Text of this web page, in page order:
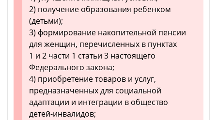
2) получение образования ребенком
(детьми);
3) формирование накопительной пенсии
для женщин, перечисленных в пунктах
1 и 2 части 1 статьи 3 настоящего
Федерального закона;
4) приобретение товаров и услуг,
предназначенных для социальной
адаптации и интеграции в общество
детей-инвалидов;